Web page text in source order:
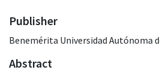
Publisher
Benemérita Universidad Autónoma
Abstract